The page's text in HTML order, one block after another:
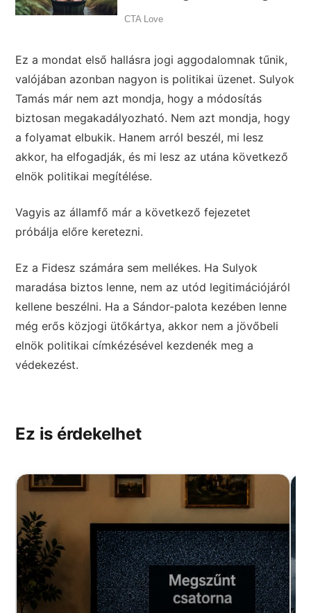
Ez a mondat első hallásra jogi aggodalomnak tűnik,
valójában azonban nagyon is politikai üzenet. Sulyok
Tamás már nem azt mondja, hogy a módosítás
biztosan megakadályozható. Nem azt mondja, hogy
a folyamat elbukik. Hanem arról beszél, mi lesz
akkor, ha elfogadják, és mi lesz az utána következő
elnök politikai megítélése.
Vagyis az államfő már a következő fejezetet
próbálja előre keretezni.
Ez a Fidesz számára sem mellékes. Ha Sulyok
maradása biztos lenne, nem az utód legitimációjáról
kellene beszélni. Ha a Sándor-palota kezében lenne
még erős közjogi ütőkártya, akkor nem a jövőbeli
elnök politikai címkézésével kezdenék meg a
védekezést.
Ez is érdekelhet